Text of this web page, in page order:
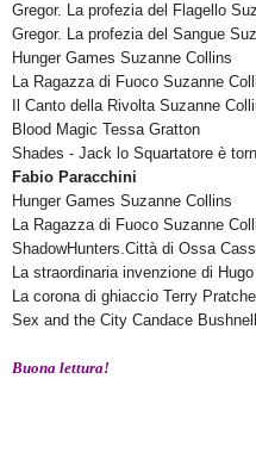
Gregor. La profezia del Flagello
Gregor. La profezia del Sangue
Hunger Games Suzanne Collins
La Ragazza di Fuoco Suzanne
Il Canto della Rivolta Suzanne
Blood Magic Tessa Gratton
Shades - Jack lo Squartatore è
Fabio Paracchini
Hunger Games Suzanne Collins
La Ragazza di Fuoco Suzanne
ShadowHunters.Città di Ossa
La straordinaria invenzione di
La corona di ghiaccio Terry
Sex and the City Candace Bushnell
Buona lettura!